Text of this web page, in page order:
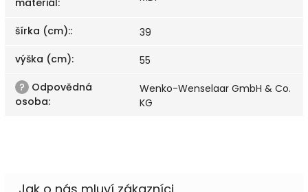
šírka (cm)::
39
výška (cm):
55
? Odpovědná
osoba:
Wenko-Wenselaar GmbH & Co.
KG